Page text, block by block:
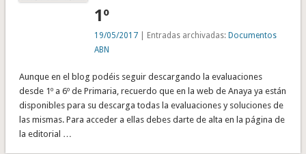
1º
19/05/2017 | Entradas archivadas:Documentos
ABN
Aunque en el blog podéis seguir descargando la evaluaciones
desde 1º a 6º de Primaria, recuerdo que en la web de Anaya ya están
disponibles para su descarga todas la evaluaciones y soluciones de
las mismas. Para acceder a ellas debes darte de alta en la página de
la editorial …